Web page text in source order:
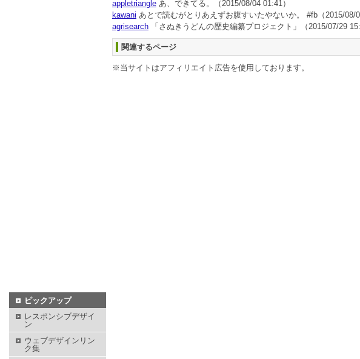
appletriangle あ、できてる。
（2015/08/04 01:41）
kawani あとで読むがとりあえずお腹すいたやないか。 #fb （2015/08/
agrisearch 「さぬきうどんの歴史編纂プロジェクト」 （2015/07/29
関連するページ
※当サイトはアフィリエイト広告を使用しております。
ピックアップ
レスポンシブデザイ
ン
ウェブデザインリン
ク集